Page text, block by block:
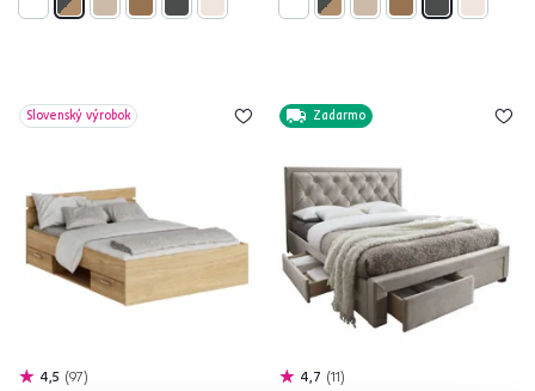
Slovenský výrobok
4,5 97
Zadarmo
4,7 11